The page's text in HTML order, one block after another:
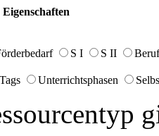
S I S II
Tags Unterrichtsphasen